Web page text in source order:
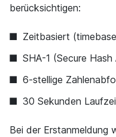
berücksichtigen:
Zeitbasiert
SHA-1 (Secure Hash
6-stellige
30 Sekunden
Bei der Erstanmeldung